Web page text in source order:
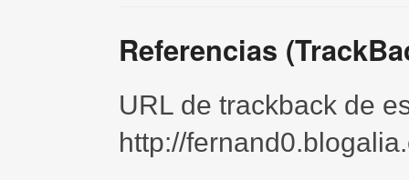
Referencias
URL de trackback de
http://